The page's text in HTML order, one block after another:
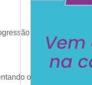
deve ser gradual.
o risco de lesões.